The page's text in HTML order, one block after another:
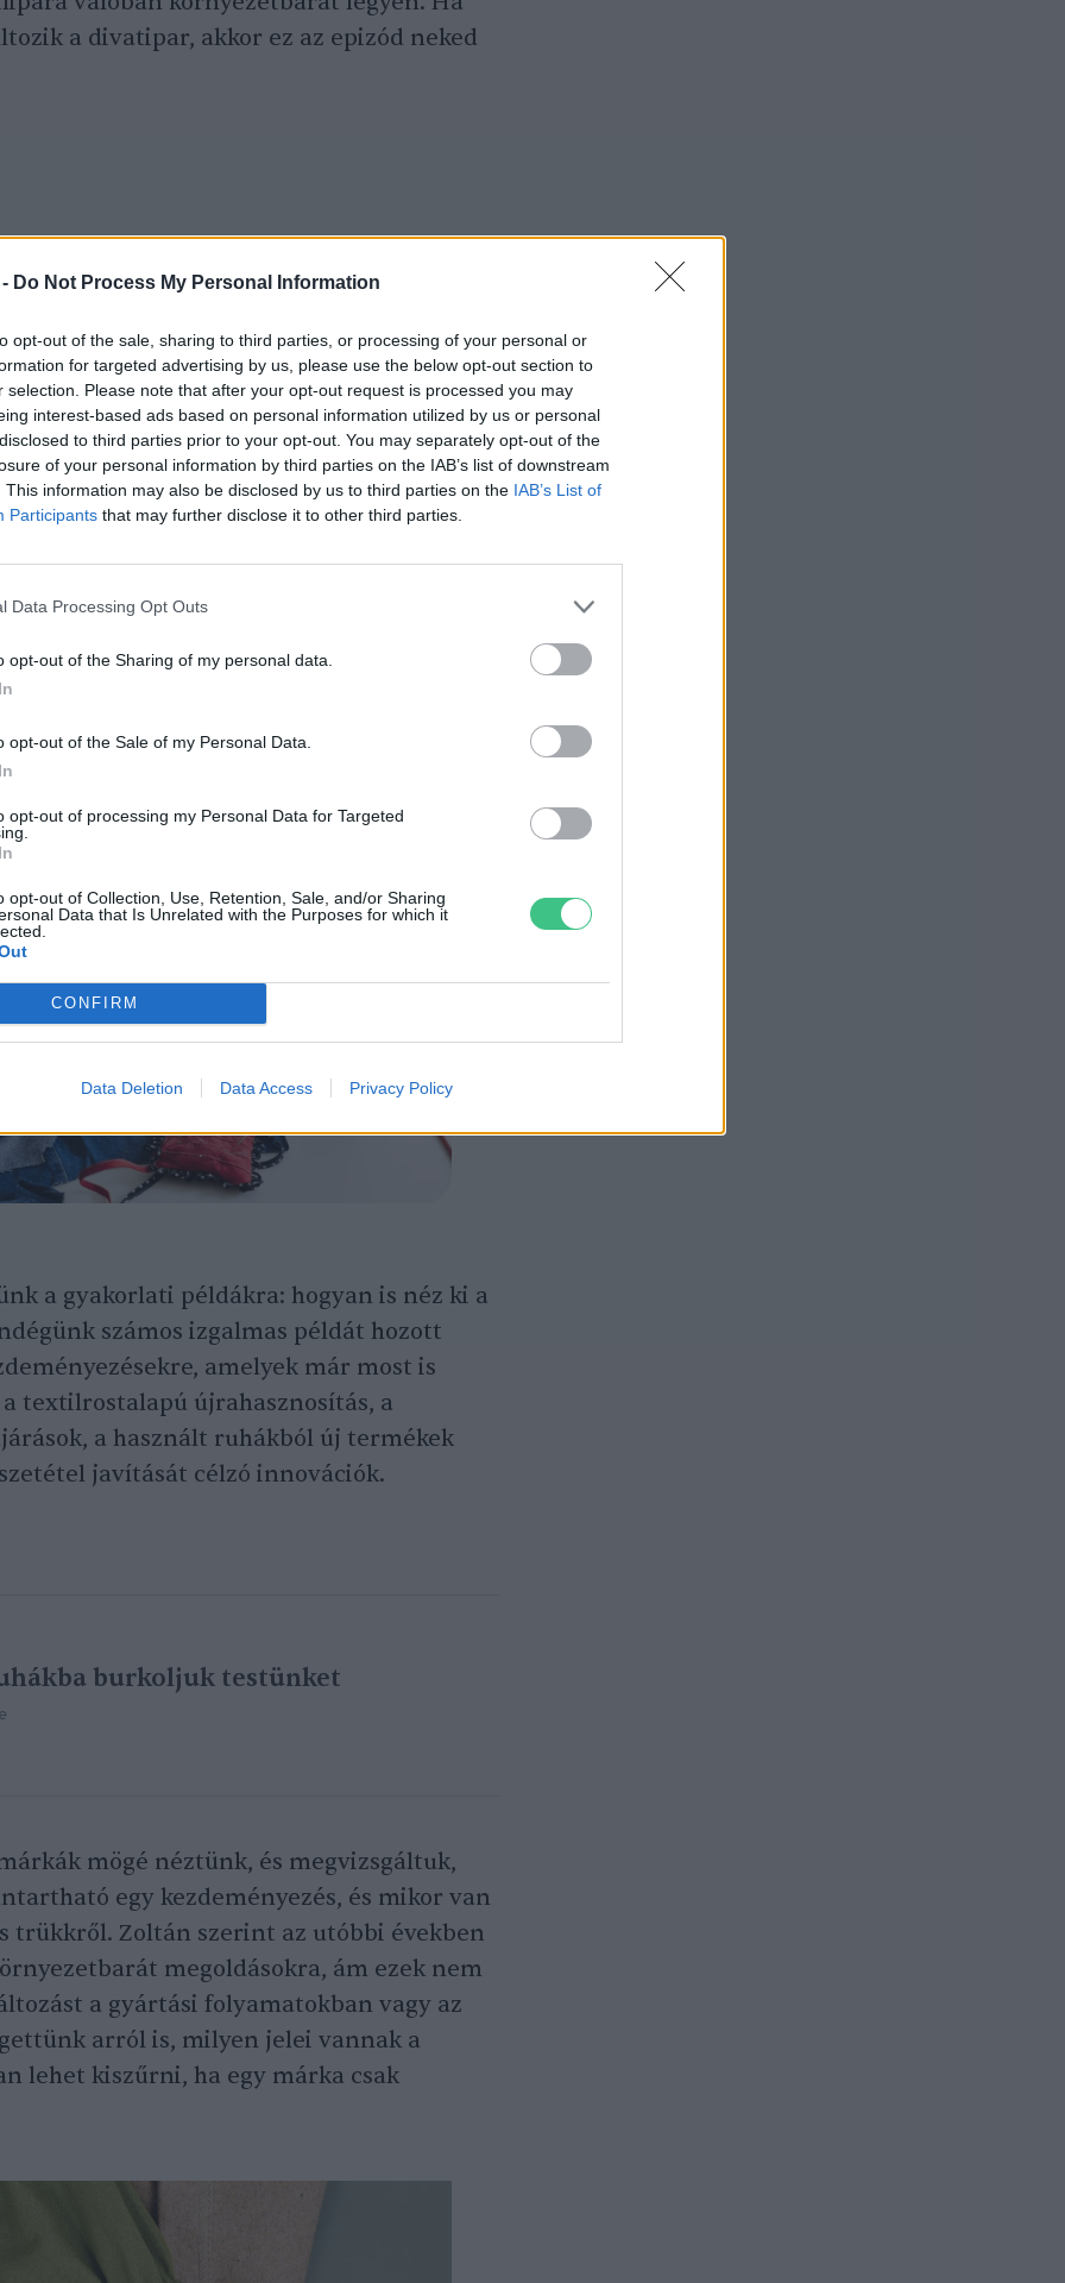
Do Not Process My Personal Information
opt-out of the sale, sharing to third parties, or processing of your personal or
for targeted advertising by us, please use the below opt-out section to
selection. Please note that after your opt-out request is processed you may
interest-based ads based on personal information utilized by us or personal
to third parties prior to your opt-out. You may separately opt-out of the
of your personal information by third parties on the IAB’s list of downstream
This information may also be disclosed by us to third parties on the IAB’s List of
Participants that may further disclose it to other third parties.
Data Processing Opt Outs
opt-out of the Sharing of my personal data.
opt-out of the Sale of my Personal Data.
opt-out of processing my Personal Data for Targeted
opt-out of Collection, Use, Retention, Sale, and/or Sharing
Data that Is Unrelated with the Purposes for which it
CONFIRM
Data Deletion Data Access Privacy Policy
a divatipar, akkor ez az epizód neked
segített megérteni, mit is jelent
fogalma. A jelenlegi divatipari modell
kidob. Ezzel szemben akörforgásos
anyagok és erőforrások a lehető
maradjanak újrahasznosítás,
teljes értékű visszaforgatás révén.
technológiai, hanem szemléletet érintő
a gyakorlati példákra: hogyan is néz ki a
számos izgalmas példát hozott
amelyek már most is
textilrostalapú újrahasznosítás, a
a használt ruhákból új termékek
javítását célzó innovációk.
burkoljuk testünket
mögé néztünk, és megvizsgáltuk,
egy kezdeményezés, és mikor van
trükkről. Zoltán szerint az utóbbi években
megoldásokra, ám ezek nem
a gyártási folyamatokban vagy az
arról is, milyen jelei vannak a
lehet kiszűrni, ha egy márka csak